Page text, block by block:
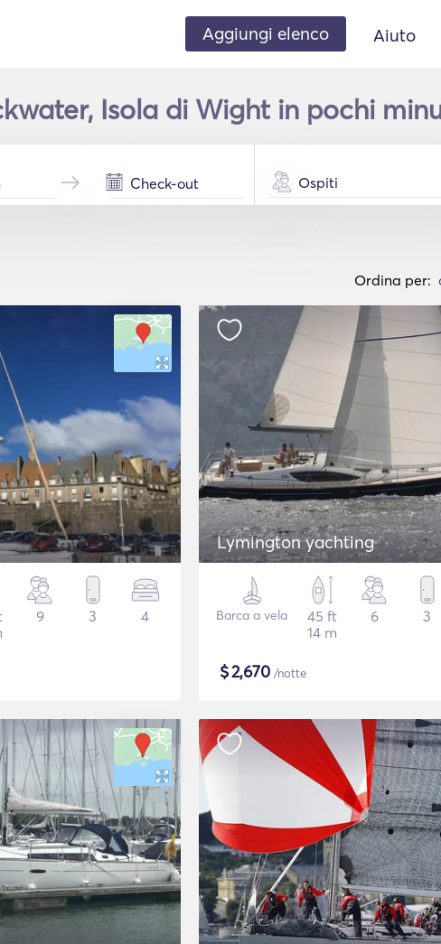
Aggiungi elenco Aiuto
Isola di Wight in pochi
Ospiti
Ordina per:
9 3 4
Lymington yachting
Barca a vela
45 ft
14 m
6 3
$2,670 /notte